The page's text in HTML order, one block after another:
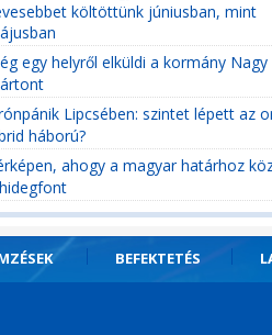
költöttünk júniusban, mint
egy helyről elküldi a kormány Nagy
Lipcsében: szintet lépett az
háború?
ahogy a magyar határhoz
BEFEKTETÉS